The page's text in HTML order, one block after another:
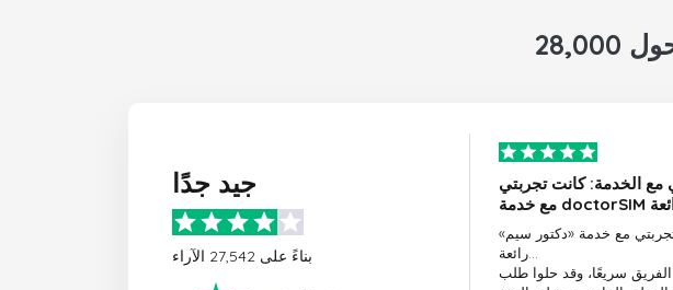
جيد جدًا
بناءً على 27,542 الآراء
مع الخدمة: كانت تجربتي
مع خدمة «دكتور سيم»
سريعًا، وقد حلوا طلب